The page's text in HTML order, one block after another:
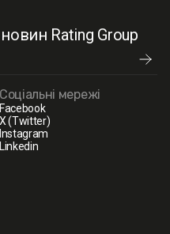
новин Rating Group
Соціальні мережі
Facebook
X (Twitter)
Instagram
Linkedin